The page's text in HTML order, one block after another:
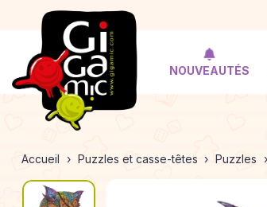
NOUVEAUTÉS
Accueil Puzzles et casse-têtes Puzzles